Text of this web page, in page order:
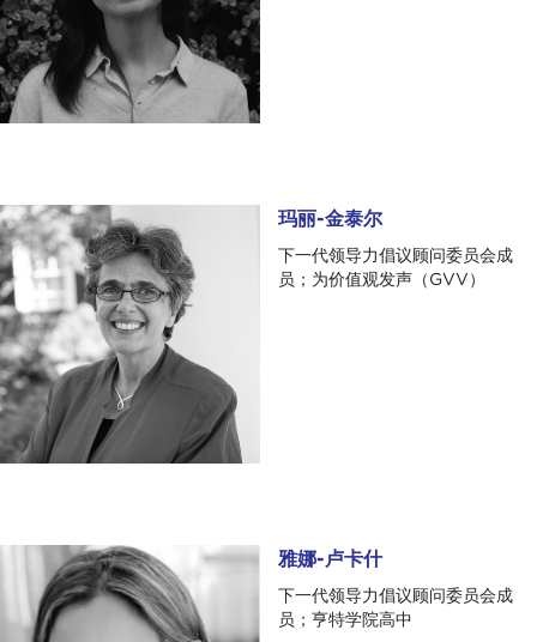
玛丽-金泰尔 玛丽-金泰尔
下一代领导力倡议顾问委员会成
员；为价值观发声（GVV）
雅娜-卢卡什 雅娜-卢卡什
下一代领导力倡议顾问委员会成
员；亨特学院高中